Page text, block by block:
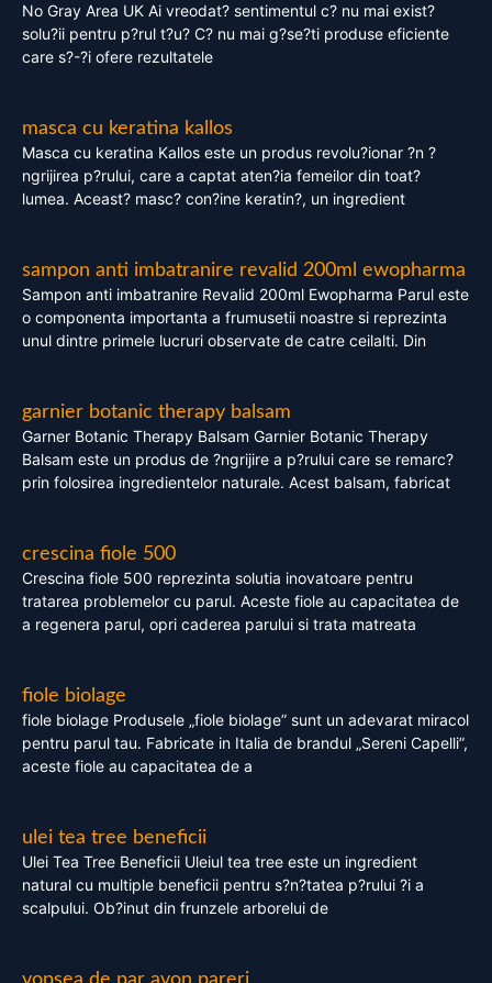
No Gray Area UK Ai vreodat? sentimentul c? nu mai exist?
solu?ii pentru p?rul t?u? C? nu mai g?se?ti produse eficiente
care s?-?i ofere rezultatele
masca cu keratina kallos
Masca cu keratina Kallos este un produs revolu?ionar ?n ?
ngrijirea p?rului, care a captat aten?ia femeilor din toat?
lumea. Aceast? masc? con?ine keratin?, un ingredient
sampon anti imbatranire revalid 200ml ewopharma
Sampon anti imbatranire Revalid 200ml Ewopharma Parul este
o componenta importanta a frumusetii noastre si reprezinta
unul dintre primele lucruri observate de catre ceilalti. Din
garnier botanic therapy balsam
Garner Botanic Therapy Balsam Garnier Botanic Therapy
Balsam este un produs de ?ngrijire a p?rului care se remarc?
prin folosirea ingredientelor naturale. Acest balsam, fabricat
crescina fiole 500
Crescina fiole 500 reprezinta solutia inovatoare pentru
tratarea problemelor cu parul. Aceste fiole au capacitatea de
a regenera parul, opri caderea parului si trata matreata
fiole biolage
fiole biolage Produsele „fiole biolage” sunt un adevarat miracol
pentru parul tau. Fabricate in Italia de brandul „Sereni Capelli”,
aceste fiole au capacitatea de a
ulei tea tree beneficii
Ulei Tea Tree Beneficii Uleiul tea tree este un ingredient
natural cu multiple beneficii pentru s?n?tatea p?rului ?i a
scalpului. Ob?inut din frunzele arborelui de